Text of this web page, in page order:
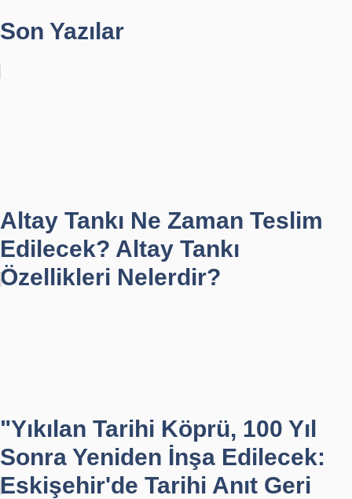
Son Yazılar
Altay Tankı Ne Zaman Teslim
Edilecek? Altay Tankı
Özellikleri Nelerdir?
"Yıkılan Tarihi Köprü, 100 Yıl
Sonra Yeniden İnşa Edilecek:
Eskişehir'de Tarihi Anıt Geri